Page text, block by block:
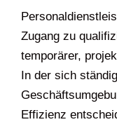
Zugang zu
temporärer,
In der sich
Effizienz